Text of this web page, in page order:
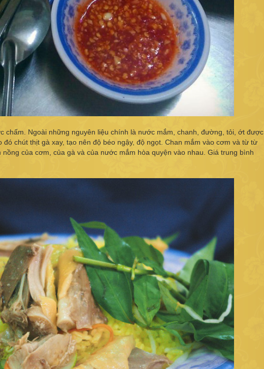
chấm. Ngoài những nguyên liệu chính là nước mắm, chanh, đường, tỏi, ớt được
chút thịt gà xay, tạo nên độ béo ngậy, độ ngọt. Chan mắm vào cơm và từ từ
của cơm, của gà và của nước mắm hòa quyện vào nhau. Giá trung bình